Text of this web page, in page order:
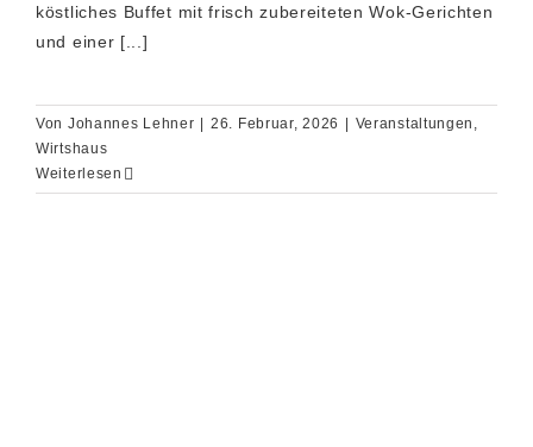
köstliches Buffet mit frisch zubereiteten Wok-Gerichten
und einer [...]
Von Johannes Lehner | 26. Februar, 2026 | Veranstaltungen
Wirtshaus
Weiterlesen